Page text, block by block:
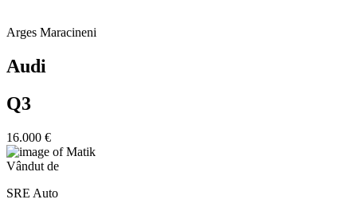
Arges Maracineni
Audi
Q3
16.000 €
Vândut de
SRE Auto